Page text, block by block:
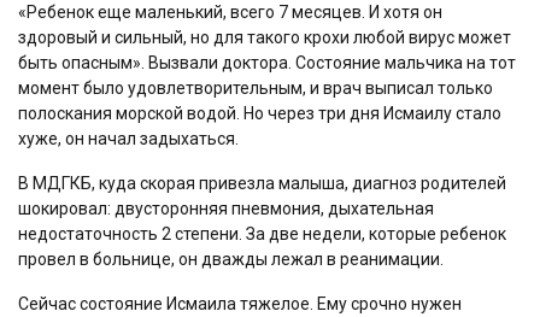
«Ребенок еще маленький, всего 7 месяцев. И хотя он
здоровый и сильный, но для такого крохи любой вирус может
быть опасным». Вызвали доктора. Состояние мальчика на тот
момент было удовлетворительным, и врач выписал только
полоскания морской водой. Но через три дня Исмаилу стало
хуже, он начал задыхаться.
В МДГКБ, куда скорая привезла малыша, диагноз родителей
шокировал: двусторонняя пневмония, дыхательная
недостаточность 2 степени. За две недели, которые ребенок
провел в больнице, он дважды лежал в реанимации.
Сейчас состояние Исмаила тяжелое. Ему срочно нужен